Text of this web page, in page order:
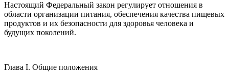
Настоящий Федеральный закон регулирует отношения в
области организации питания, обеспечения качества пищевых
продуктов и их безопасности для здоровья человека и
будущих поколений.
Глава I. Общие положения